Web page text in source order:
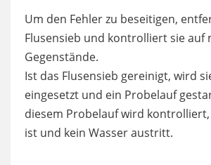
Um den Fehler zu beseitigen,
Flusensieb und kontrolliert sie auf
Gegenstände.
Ist das Flusensieb gereinigt, wird
eingesetzt und ein Probelauf
diesem Probelauf wird
ist und kein Wasser austritt.